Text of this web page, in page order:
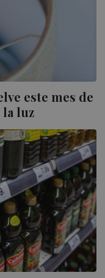
este mes de
la luz